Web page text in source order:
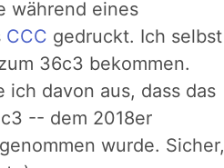
während eines
CCC gedruckt. Ich selbst
36c3 bekommen.
ich davon aus, dass das
-- dem 2018er
wurde. Sicher,